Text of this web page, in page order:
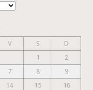
V S
D
1
2
7 8
9
14 15
16